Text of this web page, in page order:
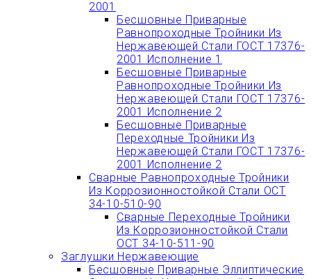
2001
Бесшовные Приварные
Равнопроходные Тройники Из
Нержавеющей Стали ГОСТ 17376-
2001 Исполнение 1
Бесшовные Приварные
Равнопроходные Тройники Из
Нержавеющей Стали ГОСТ 17376-
2001 Исполнение 2
Бесшовные Приварные
Переходные Тройники Из
Нержавеющей Стали ГОСТ 17376-
2001 Исполнение 2
Сварные Равнопроходные Тройники
Из Коррозионностойкой Стали ОСТ
34-10-510-90
Сварные Переходные Тройники
Из Коррозионностойкой Стали
ОСТ 34-10-511-90
Заглушки Нержавеющие
Бесшовные Приварные Эллиптические